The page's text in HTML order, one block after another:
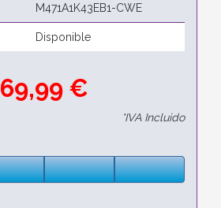
M471A1K43EB1-CWE
Disponible
69,99 €
*IVA Incluido